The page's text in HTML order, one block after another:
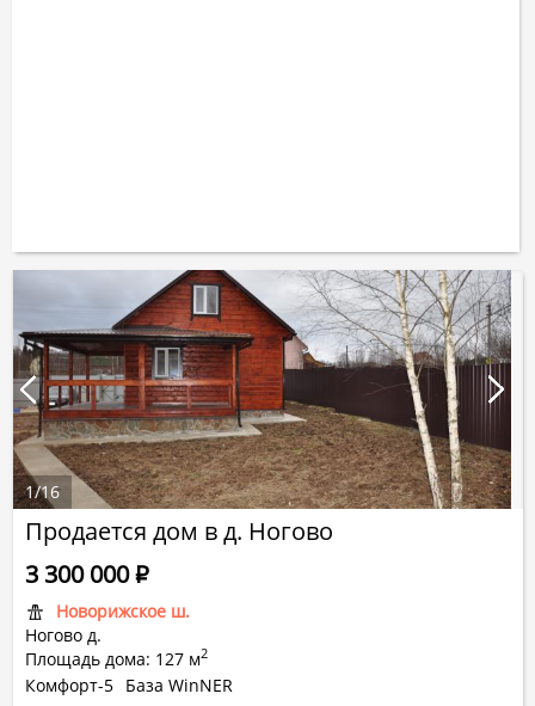
Продается дом в д. Ногово
Новорижское ш.
Ногово д.
Площадь дома: 127 м2
3 300 000Р
Комфорт-5 База WinNER
1/16